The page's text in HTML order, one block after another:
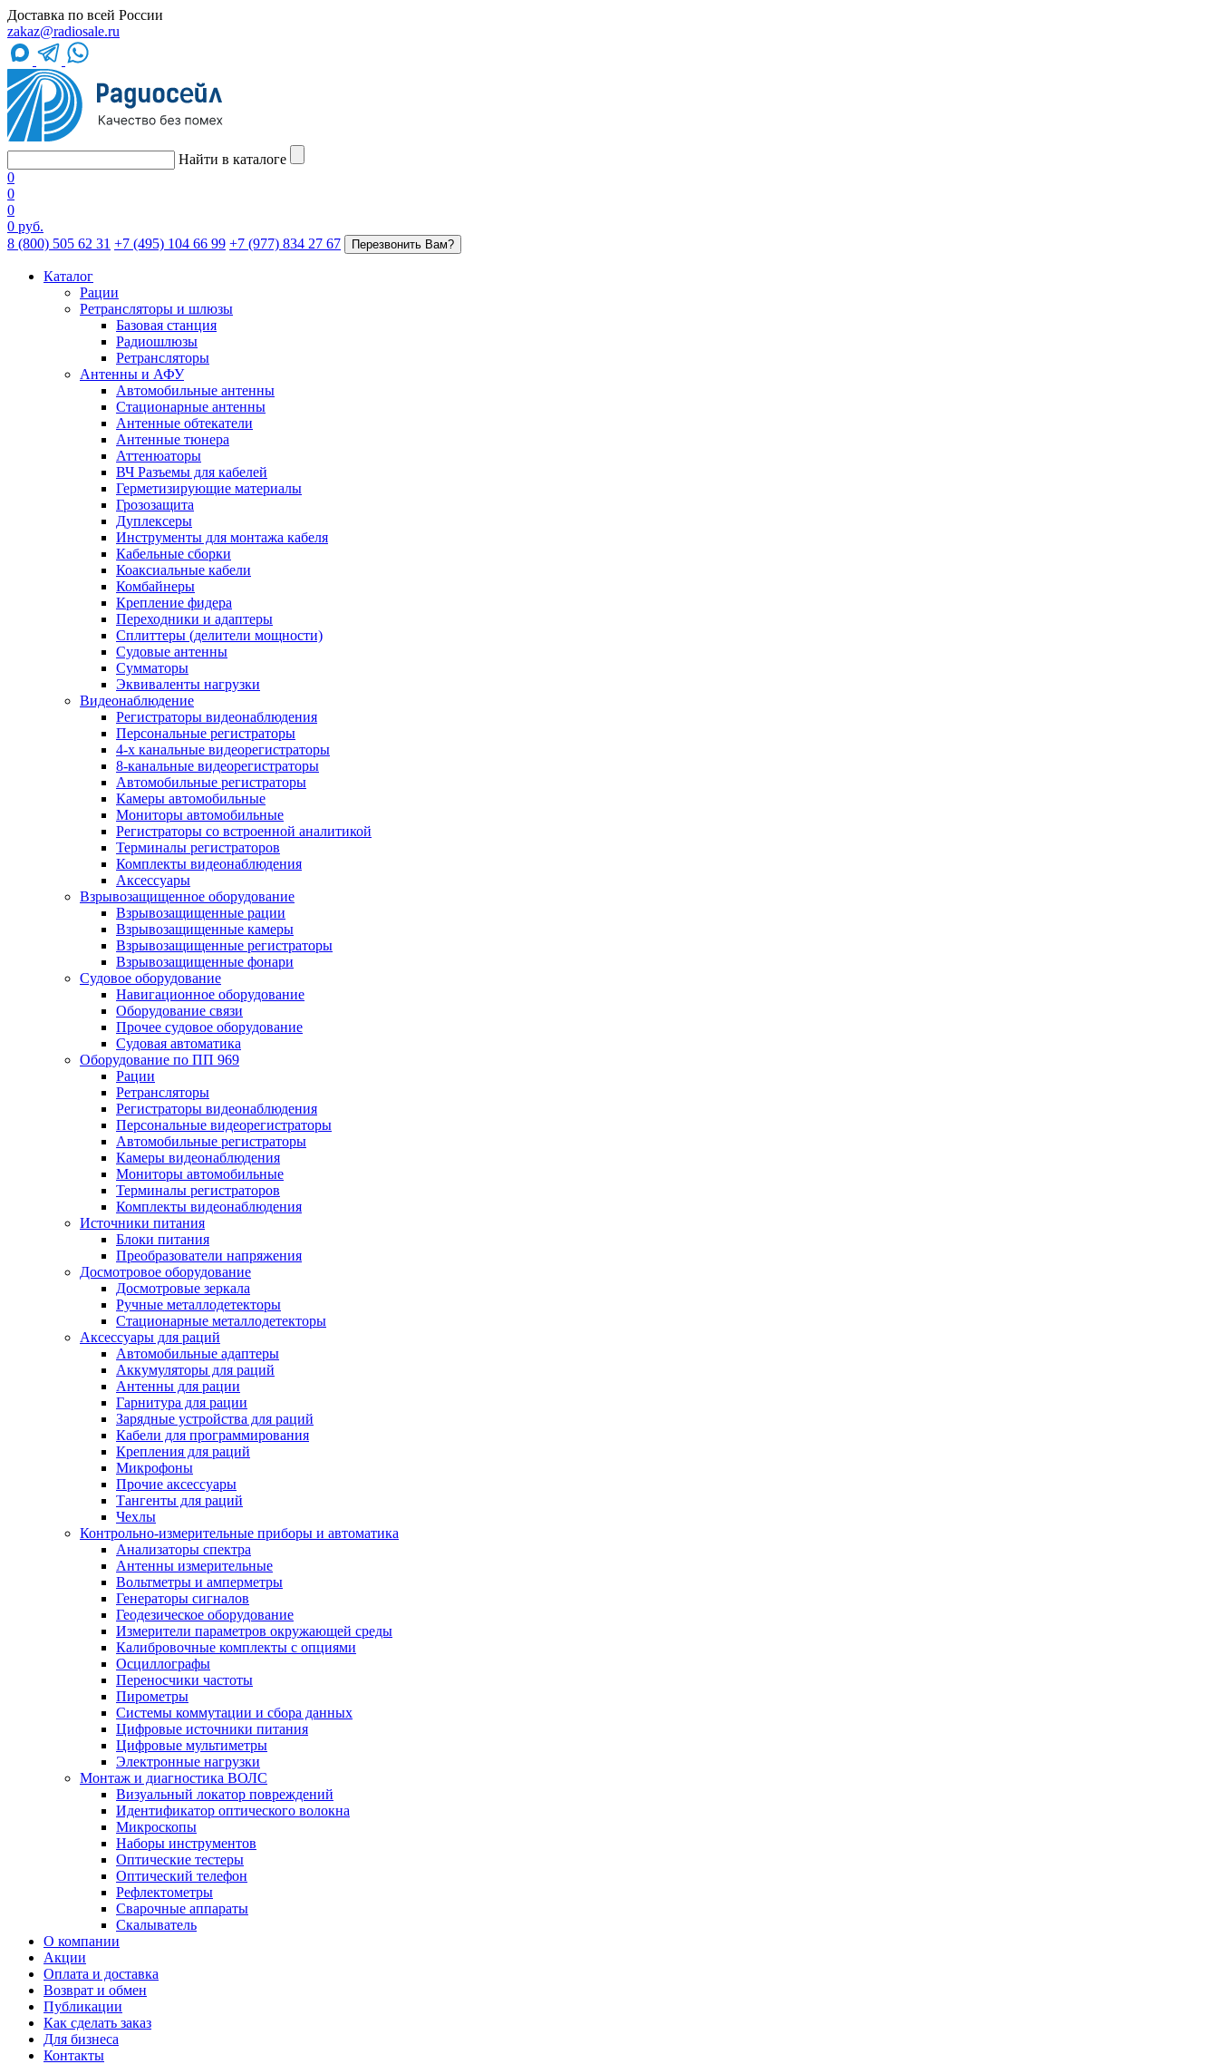
Доставка по всей России
zakaz@radiosale.ru
Найти в каталоге
0
0
0
0 руб.
8 (800) 505 62 31 +7 (495) 104 66 99 +7 (977) 834 27 67 Перезвонить Вам?
Каталог
Рации
Ретрансляторы и шлюзы
Базовая станция
Радиошлюзы
Ретрансляторы
Антенны и АФУ
Автомобильные антенны
Стационарные антенны
Антенные обтекатели
Антенные тюнера
Аттенюаторы
ВЧ Разъемы для кабелей
Герметизирующие материалы
Грозозащита
Дуплексеры
Инструменты для монтажа кабеля
Кабельные сборки
Коаксиальные кабели
Комбайнеры
Крепление фидера
Переходники и адаптеры
Сплиттеры (делители мощности)
Судовые антенны
Сумматоры
Эквиваленты нагрузки
Видеонаблюдение
Регистраторы видеонаблюдения
Персональные регистраторы
4-х канальные видеорегистраторы
8-канальные видеорегистраторы
Автомобильные регистраторы
Камеры автомобильные
Мониторы автомобильные
Регистраторы со встроенной аналитикой
Терминалы регистраторов
Комплекты видеонаблюдения
Аксессуары
Взрывозащищенное оборудование
Взрывозащищенные рации
Взрывозащищенные камеры
Взрывозащищенные регистраторы
Взрывозащищенные фонари
Судовое оборудование
Навигационное оборудование
Оборудование связи
Прочее судовое оборудование
Судовая автоматика
Оборудование по ПП 969
Рации
Ретрансляторы
Регистраторы видеонаблюдения
Персональные видеорегистраторы
Автомобильные регистраторы
Камеры видеонаблюдения
Мониторы автомобильные
Терминалы регистраторов
Комплекты видеонаблюдения
Источники питания
Блоки питания
Преобразователи напряжения
Досмотровое оборудование
Досмотровые зеркала
Ручные металлодетекторы
Стационарные металлодетекторы
Аксессуары для раций
Автомобильные адаптеры
Аккумуляторы для раций
Антенны для рации
Гарнитура для рации
Зарядные устройства для раций
Кабели для программирования
Крепления для раций
Микрофоны
Прочие аксессуары
Тангенты для раций
Чехлы
Контрольно-измерительные приборы и автоматика
Анализаторы спектра
Антенны измерительные
Вольтметры и амперметры
Генераторы сигналов
Геодезическое оборудование
Измерители параметров окружающей среды
Калибровочные комплекты с опциями
Осциллографы
Переносчики частоты
Пирометры
Системы коммутации и сбора данных
Цифровые источники питания
Цифровые мультиметры
Электронные нагрузки
Монтаж и диагностика ВОЛС
Визуальный локатор повреждений
Идентификатор оптического волокна
Микроскопы
Наборы инструментов
Оптические тестеры
Оптический телефон
Рефлектометры
Сварочные аппараты
Скалыватель
О компании
Акции
Оплата и доставка
Возврат и обмен
Публикации
Как сделать заказ
Для бизнеса
Контакты